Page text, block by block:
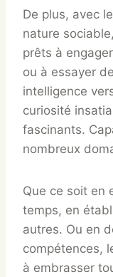
De plus, avec
nature
prêts à
ou à essayer
intelligence
curiosité
fascinants.
nombreux
Que ce soit en
temps, en
autres. Ou en
compétences,
à embrasser